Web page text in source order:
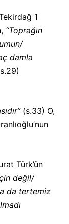
1
“Toprağın
damla
(s.33) O,
Türk’ün
değil/
da tertemiz